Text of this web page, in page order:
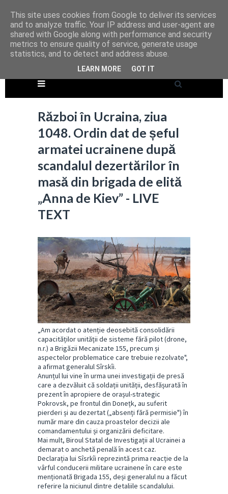
Război în Ucraina, ziua
1048. Ordin dat de șeful
armatei ucrainene după
scandalul dezertărilor în
masă din brigada de elită
„Anna de Kiev” - LIVE
TEXT
„Am acordat o atenție deosebită consolidării
capacităților unității de sisteme fără pilot (drone,
n.r.) a Brigăzii Mecanizate 155, precum și
aspectelor problematice care trebuie rezolvate",
a afirmat generalul Sîrskîi.
Anunțul lui vine în urma unei investigații de presă
care a dezvăluit că soldații unității, desfășurată în
prezent în apropiere de orașul-strategic
Pokrovsk, pe frontul din Donețk, au suferit
pierderi și au dezertat („absenți fără permisie") în
număr mare din cauza proastelor decizii ale
comandamentului și organizării deficitare.
Mai mult, Biroul Statal de Investigații al Ucrainei a
demarat o anchetă penală în acest caz.
Declarația lui Sîsrkîi reprezintă prima reacție de la
vârful conducerii militare ucrainene în care este
menționată Brigada 155, deși generalul nu a făcut
referire la niciunul dintre detaliile scandalului.
This site uses cookies from Google to deliver its services
and to analyze traffic. Your IP address and user-agent are
shared with Google along with performance and security
metrics to ensure quality of service, generate usage
statistics, and to detect and address abuse.
LEARN MORE GOT IT